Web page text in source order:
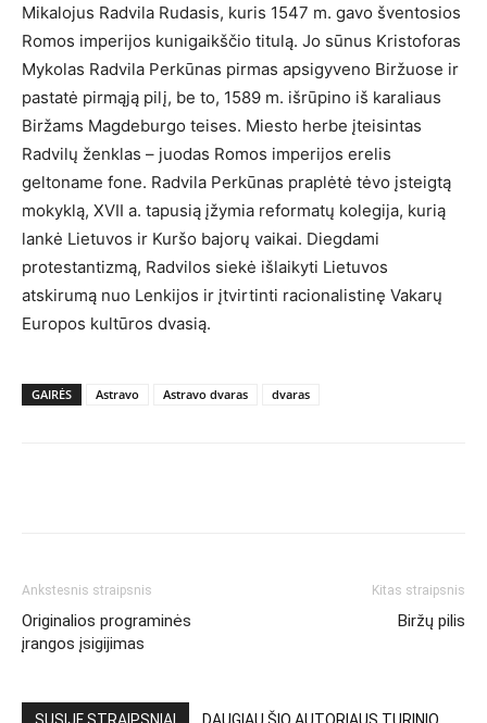
Mikalojus Radvila Rudasis, kuris 1547 m. gavo šventosios
Romos imperijos kunigaikščio titulą. Jo sūnus Kristoforas
Mykolas Radvila Perkūnas pirmas apsigyveno Biržuose ir
pastatė pirmąją pilį, be to, 1589 m. išrūpino iš karaliaus
Biržams Magdeburgo teises. Miesto herbe įteisintas
Radvilų ženklas – juodas Romos imperijos erelis
geltoname fone. Radvila Perkūnas praplėtė tėvo įsteigtą
mokyklą, XVII a. tapusią įžymia reformatų kolegija, kurią
lankė Lietuvos ir Kuršo bajorų vaikai. Diegdami
protestantizmą, Radvilos siekė išlaikyti Lietuvos
atskirumą nuo Lenkijos ir įtvirtinti racionalistinę Vakarų
Europos kultūros dvasią.
GAIRĖS Astravo Astravo dvaras dvaras
Ankstesnis straipsnis
Originalios programinės
įrangos įsigijimas
Kitas straipsnis
Biržų pilis